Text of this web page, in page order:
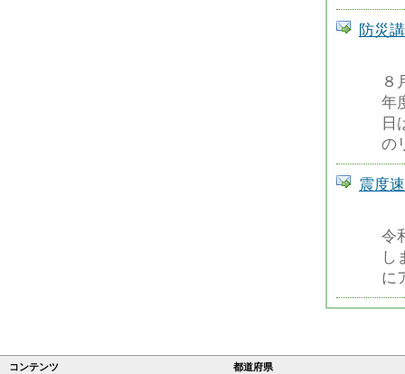
防災
８
年
日
の
震度
令
し
に
コンテンツ 都道府県